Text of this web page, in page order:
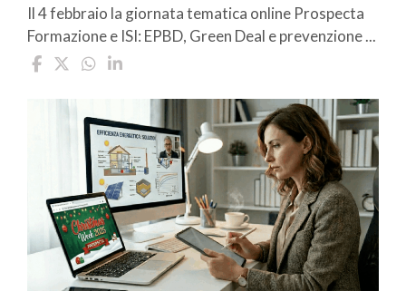
Il 4 febbraio la giornata tematica online Prospecta
Formazione e ISI: EPBD, Green Deal e prevenzione ...